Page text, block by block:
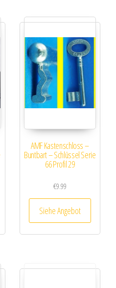
AMF Kastenschloss –
Buntbart – Schlüssel Serie
66 Profil 29
€9.99
Siehe Angebot